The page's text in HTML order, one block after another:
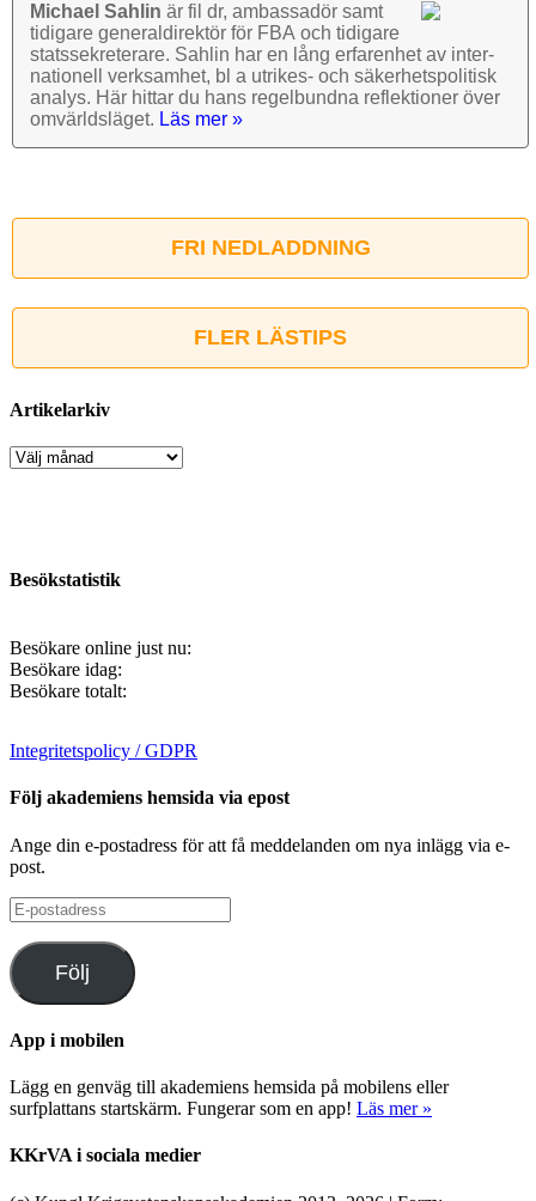
Michael Sahlin är fil dr, ambassadör samt
tidigare general­direktör för FBA och tidigare
stats­sekre­terare. Sahlin har en lång erfarenhet av inter­
nationell verk­samhet, bl a utrikes- och säkerhets­politisk
analys. Här hittar du hans regel­bundna reflek­tioner över
omvärlds­läget. Läs mer »
FRI NEDLADDNING
FLER LÄSTIPS
Artikelarkiv
Artikelarkiv
Besökstatistik
Besökare online just nu:
Besökare idag:
Besökare totalt:
Integritetspolicy / GDPR
Följ akademiens hemsida via epost
Ange din e-postadress för att få meddelanden om nya inlägg via e-
post.
E-
postadress
Följ
App i mobilen
Lägg en genväg till akademiens hemsida på mobilens eller
surfplattans startskärm. Fungerar som en app! Läs mer »
KKrVA i sociala medier